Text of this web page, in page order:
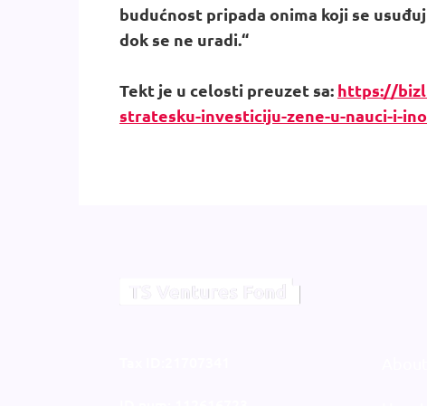
budućnost pripada onima koji se
dok se ne uradi.“
Tekt je u celosti preuzet sa: https://
stratesku-investiciju-zene-u-nauci-i-